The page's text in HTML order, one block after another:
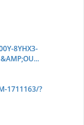
8YHX3-
1711163/?